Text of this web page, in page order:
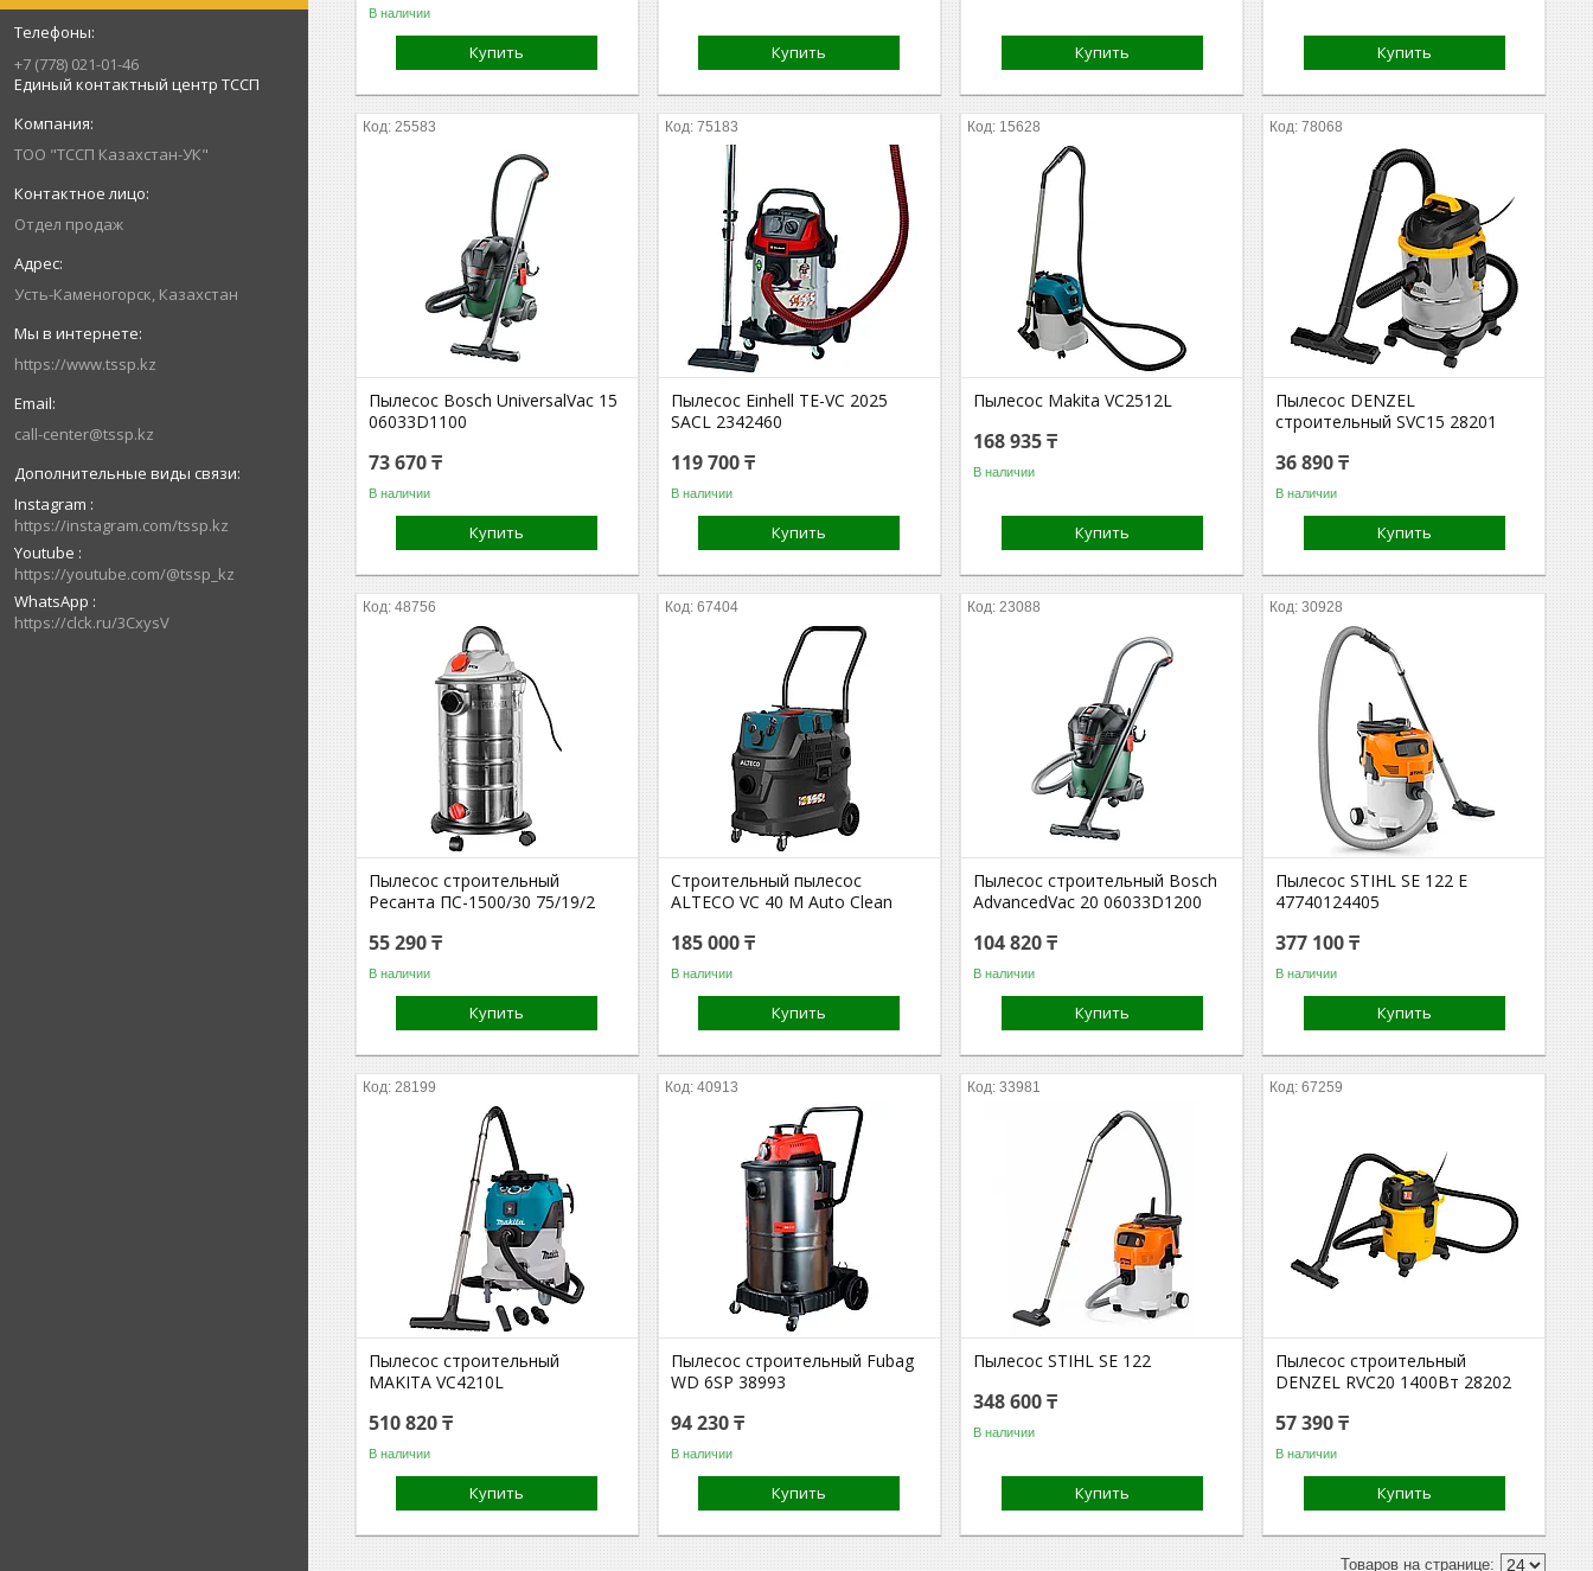
+7 (778) 021-01-46
Единый контактный центр ТССП
ТОО "ТССП Казахстан-УК"
Отдел продаж
Усть-Каменогорск, Казахстан
https://www.tssp.kz
call-center@tssp.kz
Instagram
https://instagram.com/tssp.kz
Youtube
https://youtube.com/@tssp_kz
WhatsApp
https://clck.ru/3CxysV
В наличии
Купить Купить Купить Купить
25583
Пылесос Bosch UniversalVac 15
06033D1100
73 670 ₸
В наличии
Купить
75183
Пылесос Einhell TE-VC 2025
SACL 2342460
119 700 ₸
В наличии
Купить
15628
Пылесос Makita VC2512L
168 935 ₸
В наличии
Купить
78068
Пылесос DENZEL
строительный SVC15 28201
36 890 ₸
В наличии
Купить
48756
Пылесос строительный
Ресанта ПС-1500/30 75/19/2
55 290 ₸
В наличии
Купить
67404
Строительный пылесос
ALTECO VC 40 M Auto Сlean
185 000 ₸
В наличии
Купить
23088
Пылесос строительный Bosch
AdvancedVac 20 06033D1200
104 820 ₸
В наличии
Купить
30928
Пылесос STIHL SE 122 E
47740124405
377 100 ₸
В наличии
Купить
28199
Пылесос строительный
MAKITA VC4210L
510 820 ₸
В наличии
Купить
40913
Пылесос строительный Fubag
WD 6SP 38993
94 230 ₸
В наличии
Купить
33981
Пылесос STIHL SE 122
348 600 ₸
В наличии
Купить
67259
Пылесос строительный
DENZEL RVC20 1400Вт 28202
57 390 ₸
В наличии
Купить